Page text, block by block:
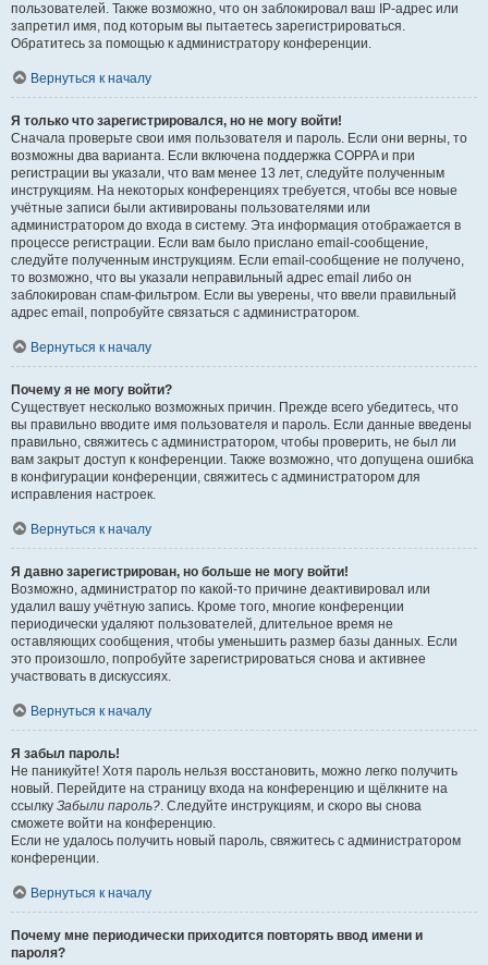
пользователей. Также возможно, что он заблокировал ваш IP-адрес или
запретил имя, под которым вы пытаетесь зарегистрироваться.
Обратитесь за помощью к администратору конференции.
Вернуться к началу
Я только что зарегистрировался, но не могу войти!
Сначала проверьте свои имя пользователя и пароль. Если они верны, то
возможны два варианта. Если включена поддержка COPPA и при
регистрации вы указали, что вам менее 13 лет, следуйте полученным
инструкциям. На некоторых конференциях требуется, чтобы все новые
учётные записи были активированы пользователями или
администратором до входа в систему. Эта информация отображается в
процессе регистрации. Если вам было прислано email-сообщение,
следуйте полученным инструкциям. Если email-сообщение не получено,
то возможно, что вы указали неправильный адрес email либо он
заблокирован спам-фильтром. Если вы уверены, что ввели правильный
адрес email, попробуйте связаться с администратором.
Вернуться к началу
Почему я не могу войти?
Существует несколько возможных причин. Прежде всего убедитесь, что
вы правильно вводите имя пользователя и пароль. Если данные введены
правильно, свяжитесь с администратором, чтобы проверить, не был ли
вам закрыт доступ к конференции. Также возможно, что допущена ошибка
в конфигурации конференции, свяжитесь с администратором для
исправления настроек.
Вернуться к началу
Я давно зарегистрирован, но больше не могу войти!
Возможно, администратор по какой-то причине деактивировал или
удалил вашу учётную запись. Кроме того, многие конференции
периодически удаляют пользователей, длительное время не
оставляющих сообщения, чтобы уменьшить размер базы данных. Если
это произошло, попробуйте зарегистрироваться снова и активнее
участвовать в дискуссиях.
Вернуться к началу
Я забыл пароль!
Не паникуйте! Хотя пароль нельзя восстановить, можно легко получить
новый. Перейдите на страницу входа на конференцию и щёлкните на
ссылку Забыли пароль?. Следуйте инструкциям, и скоро вы снова
сможете войти на конференцию.
Если не удалось получить новый пароль, свяжитесь с администратором
конференции.
Вернуться к началу
Почему мне периодически приходится повторять ввод имени и
пароля?